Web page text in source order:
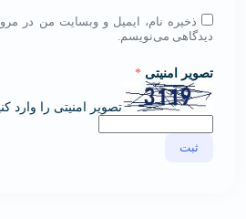
ذخیره نام، ایمیل و وبسایت من در
دیدگاهی می‌نویسم.
تصویر امنیتی *
تصویر امنیتی را وارد